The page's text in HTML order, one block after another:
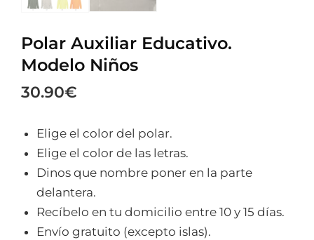
Polar Auxiliar Educativo.
Modelo Niños
30.90€
Elige el color del polar.
Elige el color de las letras.
Dinos que nombre poner en la parte
delantera.
Recíbelo en tu domicilio entre 10 y 15 días.
Envío gratuito (excepto islas).